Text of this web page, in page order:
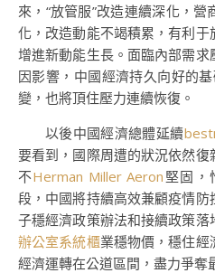
來，“放管服”改造連續深化，營
化，改造動能不竭積累，有利于
增進新動能生長。面臨內部需
因影響，中國經濟持久向好的
變，也將頂住壓力連續恢復。
以後中國經濟總體延續
要看到，國際周遭的狀況依然
不Herman Miller Aeron 堅固，
段，中國將持續高效兼顧疫情
子穩經濟政策辦法和接續政策
辦公室系統櫃業穩物價，穩住經
經濟運轉在公道區間，盡力爭奪